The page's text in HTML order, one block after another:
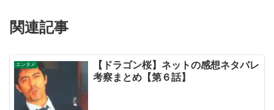
関連記事
エンタメ
【ドラゴン桜】ネットの感想ネタバレ
考察まとめ【第６話】